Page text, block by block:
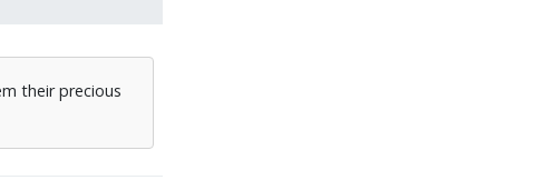
their precious